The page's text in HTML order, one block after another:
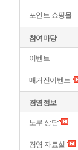
포인트 쇼핑몰
참여마당
이벤트
매거진이벤트
경영정보
노무 상담
경영 자료실